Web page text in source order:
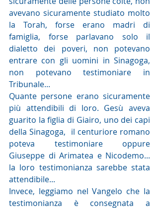
avevano sicuramente studiato molto
la Torah, forse erano madri di
famiglia, forse parlavano solo il
dialetto dei poveri, non potevano
entrare con gli uomini in Sinagoga,
non potevano testimoniare in
Tribunale...
Quante persone erano sicuramente
più attendibili di loro. Gesù aveva
guarito la figlia di Giairo, uno dei capi
della Sinagoga,  il centuriore romano
poteva testimoniare oppure
Giuseppe di Arimatea e Nicodemo...
la loro testimonianza sarebbe stata
attendibile...
Invece, leggiamo nel Vangelo che la
testimonianza è consegnata a